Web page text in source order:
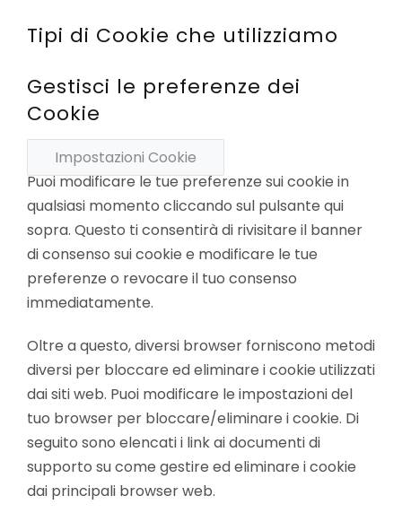
Tipi di Cookie che utilizziamo
Gestisci le preferenze dei
Cookie
Impostazioni Cookie
Puoi modificare le tue preferenze sui cookie in
qualsiasi momento cliccando sul pulsante qui
sopra. Questo ti consentirà di rivisitare il banner
di consenso sui cookie e modificare le tue
preferenze o revocare il tuo consenso
immediatamente.
Oltre a questo, diversi browser forniscono metodi
diversi per bloccare ed eliminare i cookie utilizzati
dai siti web. Puoi modificare le impostazioni del
tuo browser per bloccare/eliminare i cookie. Di
seguito sono elencati i link ai documenti di
supporto su come gestire ed eliminare i cookie
dai principali browser web.